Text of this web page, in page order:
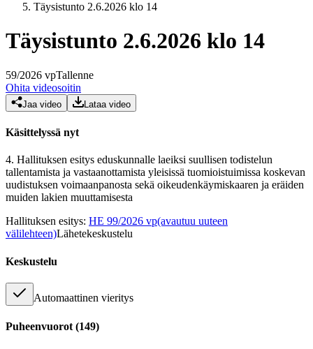
Täysistunto 2.6.2026 klo 14
Täysistunto 2.6.2026 klo 14
59/2026 vpTallenne
Ohita videosoitin
Jaa video Lataa video
Käsittelyssä nyt
4. Hallituksen esitys eduskunnalle laeiksi suullisen todistelun
tallentamista ja vastaanottamista yleisissä tuomioistuimissa koskevan
uudistuksen voimaanpanosta sekä oikeudenkäymiskaaren ja eräiden
muiden lakien muuttamisesta
Hallituksen esitys: HE 99/2026 vp(avautuu uuteen
välilehteen)Lähetekeskustelu
Keskustelu
Automaattinen vieritys
Puheenvuorot (149)